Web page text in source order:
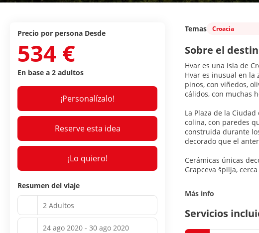
Temas Croacia
Sobre el
Hvar es una isla de
Hvar es inusual en
pinos, con viñedos,
cálidos, con muchas
La Plaza de la
colina, con paredes
construida durante
decorado que el
Cerámicas únicas
Grapceva špilja,
Más info
Servicios
precio por persona Desde
534 €
En base a 2 adultos
¡Personalízalo!
Reserve esta idea
¡Lo quiero!
Resumen del viaje
2 Adultos
24 ago 2020 - 30 ago 2020